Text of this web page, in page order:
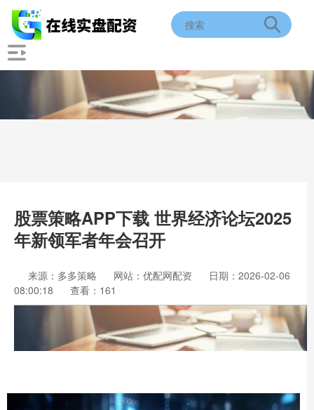
股票策略APP下载 世界经济论坛2025
年新领军者年会召开
来源：多多策略 网站：优配网配资
日期：2026-02-06
08:00:18
查看：161